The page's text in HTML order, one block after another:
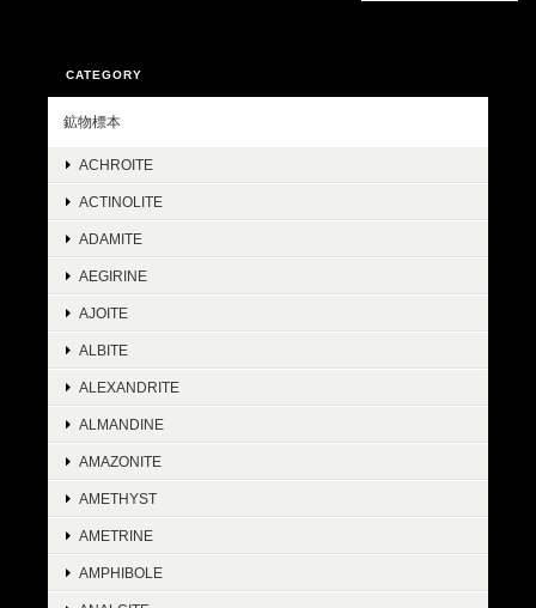
CATEGORY
鉱物標本
ACHROITE
ACTINOLITE
ADAMITE
AEGIRINE
AJOITE
ALBITE
ALEXANDRITE
ALMANDINE
AMAZONITE
AMETHYST
AMETRINE
AMPHIBOLE